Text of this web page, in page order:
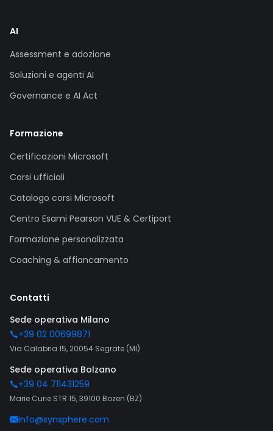
AI
Assessment e adozione
Soluzioni e agenti AI
Governance e AI Act
Formazione
Certificazioni Microsoft
Corsi ufficiali
Catalogo corsi Microsoft
Centro Esami Pearson VUE & Certiport
Formazione personalizzata
Coaching & affiancamento
Contatti
Sede operativa Milano
+39 02 00699871
Via Calabria 15, 20054 Segrate (MI)
Sede operativa Bolzano
+39 04 711431259
Marie Curie STR 15, 39100 Bozen (BZ)
info@synsphere.com